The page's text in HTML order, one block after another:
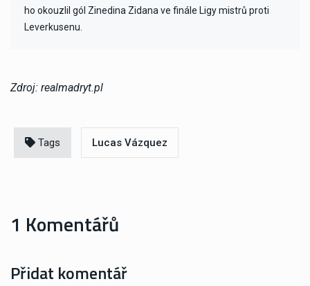
ho okouzlil gól Zinedina Zidana ve finále Ligy mistrů proti
Leverkusenu.
Zdroj: realmadryt.pl
Tags Lucas Vázquez
1 Komentářů
Přidat komentář